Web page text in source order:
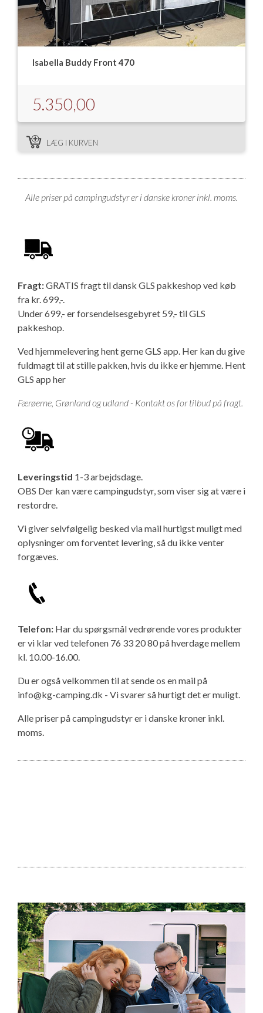
Isabella Buddy Front 470
5.350,00
LÆG I KURVEN
Alle priser på campingudstyr er i danske kroner inkl. moms.
Fragt:GRATIS fragt til dansk GLS pakkeshop ved køb
fra kr. 699,-.
Under 699,- er forsendelsesgebyret 59,- til GLS
pakkeshop.
Ved hjemmelevering hent gerne GLS app. Her kan du give
fuldmagt til at stille pakken, hvis du ikke er hjemme. Hent
GLS app her
Færøerne, Grønland og udland - Kontakt os for tilbud på fragt.
Leveringstid 1-3 arbejdsdage.
OBS Der kan være campingudstyr, som viser sig at være i
restordre.
Vi giver selvfølgelig besked via mail hurtigst muligt med
oplysninger om forventet levering, så du ikke venter
forgæves.
Telefon: Har du spørgsmål vedrørende vores produkter
er vi klar ved telefonen 76 33 20 80 på hverdage mellem
kl. 10.00-16.00.
Du er også velkommen til at sende os en mail på
info@kg-camping.dk - Vi svarer så hurtigt det er muligt.
Alle priser på campingudstyr er i danske kroner inkl.
moms.